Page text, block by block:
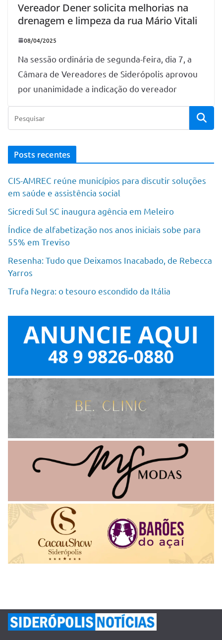
Vereador Dener solicita melhorias na
drenagem e limpeza da rua Mário Vitali
08/04/2025
Na sessão ordinária de segunda-feira, dia 7, a
Câmara de Vereadores de Siderópolis aprovou
por unanimidade a indicação do vereador
Posts recentes
CIS-AMREC reúne municípios para discutir soluções
em saúde e assistência social
Sicredi Sul SC inaugura agência em Meleiro
Índice de alfabetização nos anos iniciais sobe para
55% em Treviso
Resenha: Tudo que Deixamos Inacabado, de Rebecca
Yarros
Trufa Negra: o tesouro escondido da Itália